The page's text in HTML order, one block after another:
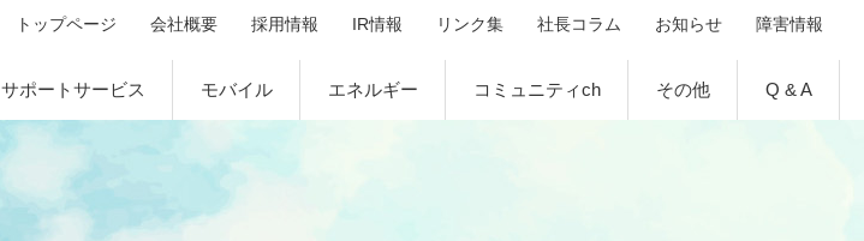
トップページ 会社概要 採用情報 IR情報 リンク集 社長コラム お知らせ 障害情報
サポートサービス モバイル エネルギー コミュニティch その他 Q & A